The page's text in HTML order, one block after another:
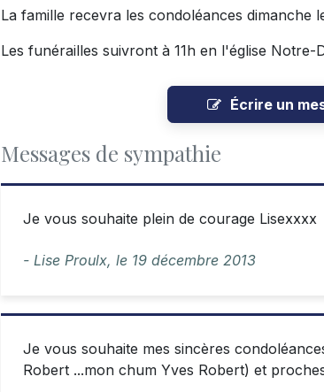
La famille recevra les condoléances dimanche
Les funérailles suivront à 11h en l'église Notre-
Écrire un
Messages de sympathie
Je vous souhaite plein de courage Lisexxxx
- Lise Proulx, le 19 décembre 2013
Je vous souhaite mes sincères
Robert ...mon chum Yves Robert) et